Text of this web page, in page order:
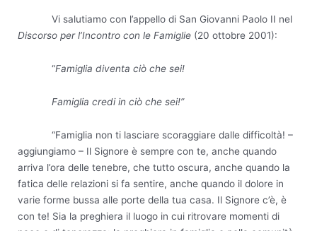
Vi salutiamo con l’appello di San Giovanni Paolo II nel
Discorso per l’Incontro con le Famiglie (20 ottobre 2001):
“Famiglia diventa ciò che sei!
Famiglia credi in ciò che sei!”
“Famiglia non ti lasciare scoraggiare dalle difficoltà! –
aggiungiamo – Il Signore è sempre con te, anche quando
arriva l’ora delle tenebre, che tutto oscura, anche quando la
fatica delle relazioni si fa sentire, anche quando il dolore in
varie forme bussa alle porte della tua casa. Il Signore c’è, è
con te! Sia la preghiera il luogo in cui ritrovare momenti di